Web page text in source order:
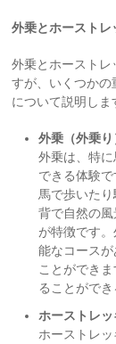
外乗とホースト
外乗とホースト
すが、いくつか
について説明しま
外乗（外乗り
外乗は、特
できる体験
馬で歩いた
背で自然の
が特徴です
能なコース
ことができ
ることができ
ホーストレ
ホーストレ